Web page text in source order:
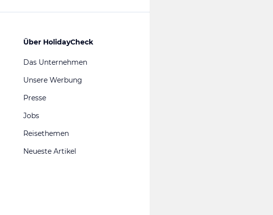
Über HolidayCheck
Das Unternehmen
Unsere Werbung
Presse
Jobs
Reisethemen
Neueste Artikel